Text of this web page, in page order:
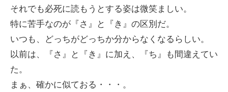
それでも必死に読もうとする姿は微笑ましい。
特に苦手なのが『さ』と『き』の区別だ。
いつも、どっちがどっちか分からなくなるらしい。
以前は、『さ』と『き』に加え、『ち』も間違えてい
た。
まぁ、確かに似ておる・・・。